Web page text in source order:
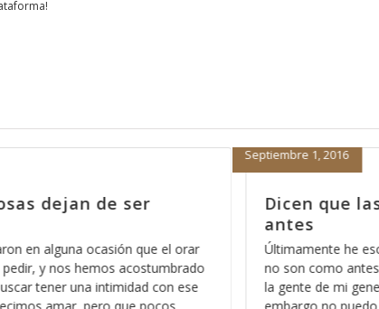
ya no son como
esa frase de “las cosas ya
lo irónico es que lo escucho entre
y me hace sentir viejo, sin
La mejor
2014, parte 6
Enero 7, 2014
Una de las cosas
claras es que en el
sentimientos, y